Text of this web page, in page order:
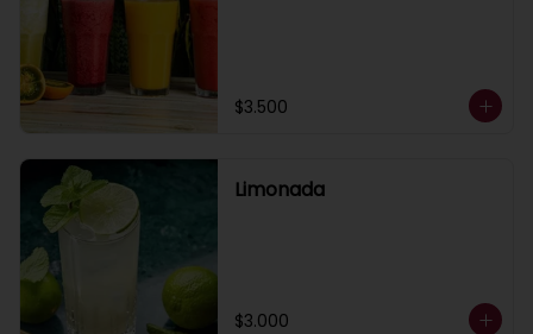
$3.500
Limonada
$3.000